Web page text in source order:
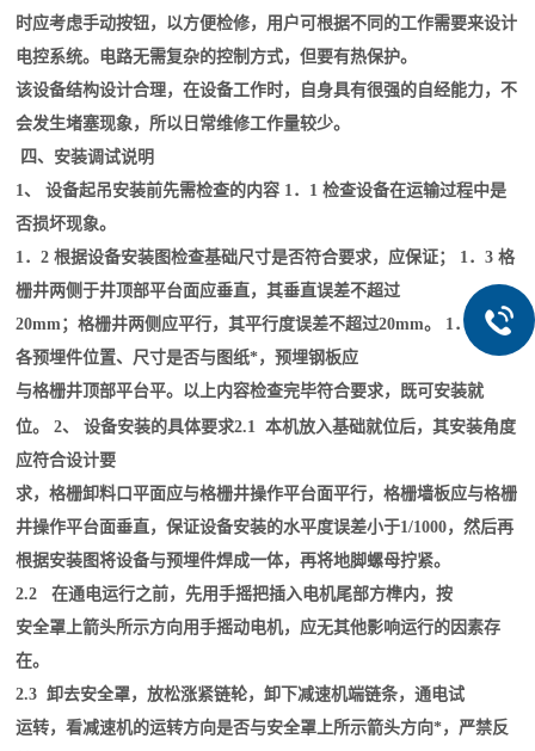
时应考虑手动按钮，以方便检修，用户可根据不同的工作需要来设计
电控系统。电路无需复杂的控制方式，但要有热保护。
该设备结构设计合理，在设备工作时，自身具有很强的自经能力，不
会发生堵塞现象，所以日常维修工作量较少。
四、安装调试说明
1、 设备起吊安装前先需检查的内容 1．1 检查设备在运输过程中是
否损坏现象。
1．2 根据设备安装图检查基础尺寸是否符合要求，应保证； 1．3 格
栅井两侧于井顶部平台面应垂直，其垂直误差不超过
20mm；格栅井两侧应平行，其平行度误差不超过20mm。 1．4 检查
各预埋件位置、尺寸是否与图纸*，预埋钢板应
与格栅井顶部平台平。以上内容检查完毕符合要求，既可安装就
位。 2、 设备安装的具体要求2.1 本机放入基础就位后，其安装角度
应符合设计要
求，格栅卸料口平面应与格栅井操作平台面平行，格栅墙板应与格栅
井操作平台面垂直，保证设备安装的水平度误差小于1/1000，然后再
根据安装图将设备与预埋件焊成一体，再将地脚螺母拧紧。
2.2 在通电运行之前，先用手摇把插入电机尾部方榫内，按
安全罩上箭头所示方向用手摇动电机，应无其他影响运行的因素存
在。
2.3 卸去安全罩，放松涨紧链轮，卸下减速机端链条，通电试
运转，看减速机的运转方向是否与安全罩上所示箭头方向*，严禁反